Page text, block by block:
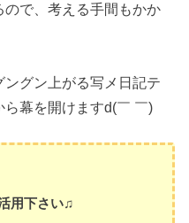
ので、考える手間もかか
グン上がる写メ日記テ
幕を開けますd(￣ ￣)
用下さい♫